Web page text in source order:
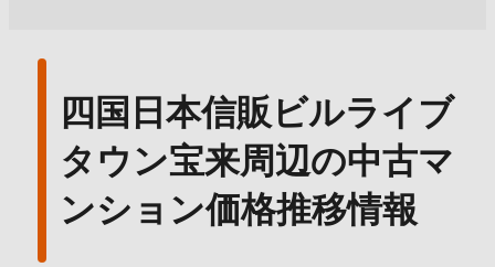
四国日本信販ビルライブ
タウン宝来周辺の中古マ
ンション価格推移情報